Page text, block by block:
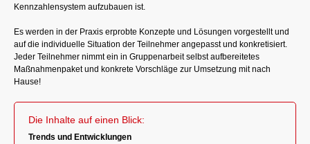
Kennzahlensystem aufzubauen ist.
Es werden in der Praxis erprobte Konzepte und Lösungen vorgestellt und
auf die individuelle Situation der Teilnehmer angepasst und konkretisiert.
Jeder Teilnehmer nimmt ein in Gruppenarbeit selbst aufbereitetes
Maßnahmenpaket und konkrete Vorschläge zur Umsetzung mit nach
Hause!
Die Inhalte auf einen Blick:
Trends und Entwicklungen